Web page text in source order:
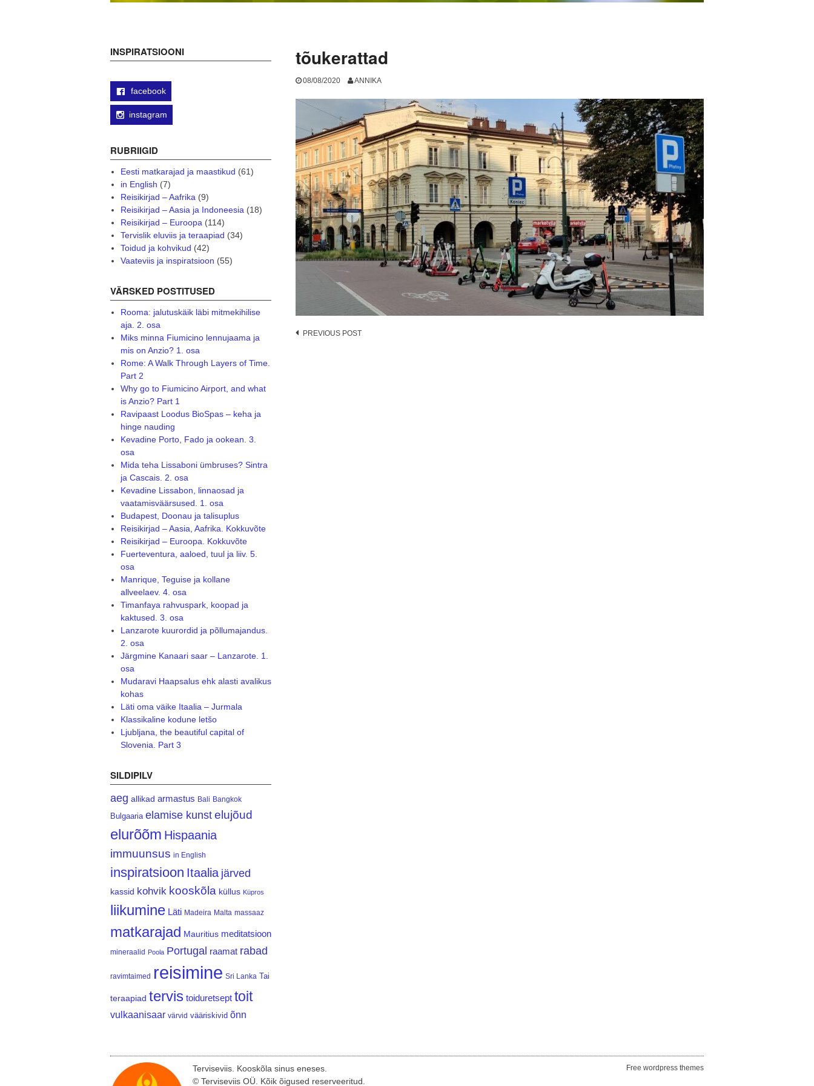
tõukerattad
08/08/2020 ANNIKA
Post
PREVIOUS POST
INSPIRATSIOONI
facebook
instagram
RUBRIIGID
Eesti matkarajad ja maastikud (61)
in English (7)
Reisikirjad – Aafrika(9)
Reisikirjad – Aasia ja Indoneesia(18)
Reisikirjad – Euroopa(114)
Tervislik eluviis ja teraapiad (34)
Toidud ja kohvikud (42)
Vaateviis ja inspiratsioon (55)
VÄRSKED POSTITUSED
Rooma: jalutuskäik läbi mitmekihilise
aja. 2. osa
Miks minna Fiumicino lennujaama ja
mis on Anzio? 1. osa
Rome: A Walk Through Layers of Time.
Part 2
Why go to Fiumicino Airport, and what
is Anzio? Part 1
Ravipaast Loodus BioSpas – keha ja
hinge nauding
Kevadine Porto, Fado ja ookean. 3.
osa
Mida teha Lissaboni ümbruses? Sintra
ja Cascais. 2. osa
Kevadine Lissabon, linnaosad ja
vaatamisväärsused. 1. osa
Budapest, Doonau ja talisuplus
Reisikirjad – Aasia, Aafrika. Kokkuvõte
Reisikirjad – Euroopa. Kokkuvõte
Fuerteventura, aaloed, tuul ja liiv. 5.
osa
Manrique, Teguise ja kollane
allveelaev. 4. osa
Timanfaya rahvuspark, koopad ja
kaktused. 3. osa
Lanzarote kuurordid ja põllumajandus.
2. osa
Järgmine Kanaari saar – Lanzarote. 1.
osa
Mudaravi Haapsalus ehk alasti avalikus
kohas
Läti oma väike Itaalia – Jurmala
Klassikaline kodune letšo
Ljubljana, the beautiful capital of
Slovenia. Part 3
SILDIPILV
aeg allikad armastus Bali Bangkok
Bulgaaria elamise kunst elujõud
elurõõm Hispaania
immuunsus in English
inspiratsioon Itaalia järved
kassid kohvik kooskõla küllus Küpros
liikumine Läti Madeira Malta massaaz
matkarajad Mauritius meditatsioon
mineraalid Poola Portugal raamat rabad
ravimtaimed reisimine Sri Lanka Tai
teraapiad tervis toiduretsept toit
vulkaanisaar värvid vääriskivid õnn
Terviseviis. Kooskõla sinus eneses.
© Terviseviis OÜ. Kõik õigused reserveeritud.
Free wordpress themes